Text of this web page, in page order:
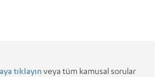
tıklayınveya tüm kamusal sorular